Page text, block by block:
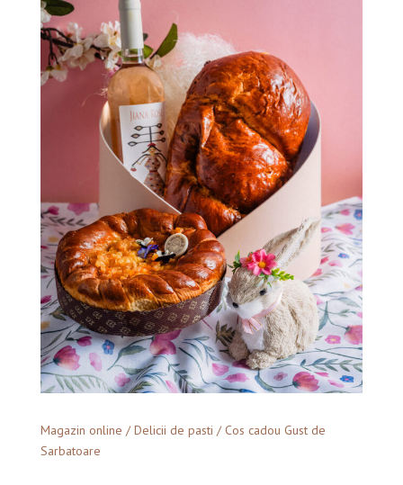
Magazin online /Delicii de pasti / Cos cadou Gust de
Sarbatoare